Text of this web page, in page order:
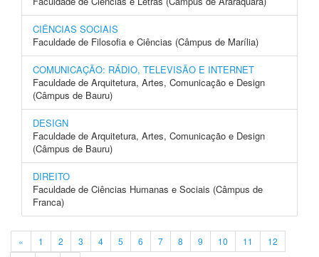
CIÊNCIAS SOCIAIS
Faculdade de Filosofia e Ciências (Câmpus de Marília)
COMUNICAÇÃO: RÁDIO, TELEVISÃO E INTERNET
Faculdade de Arquitetura, Artes, Comunicação e Design
(Câmpus de Bauru)
DESIGN
Faculdade de Arquitetura, Artes, Comunicação e Design
(Câmpus de Bauru)
DIREITO
Faculdade de Ciências Humanas e Sociais (Câmpus de
Franca)
« 1 2 3 4 5 6 7 8 9 10 11
12